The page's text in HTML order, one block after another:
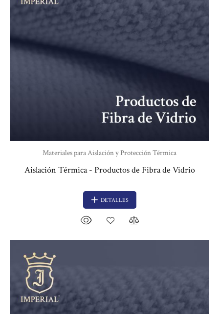
Materiales para Aislación y Protección Térmica
Aislación Térmica - Productos de Fibra de Vidrio
DETALLES